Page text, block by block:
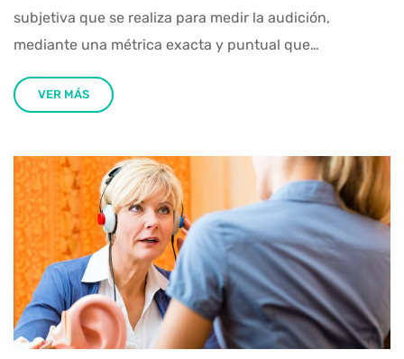
subjetiva que se realiza para medir la audición,
mediante una métrica exacta y puntual que…
VER MÁS